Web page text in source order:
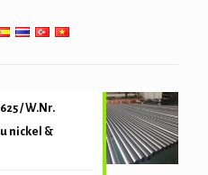
/ W.Nr.
nickel &